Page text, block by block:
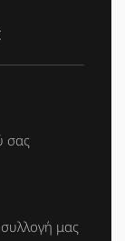
σας
μας